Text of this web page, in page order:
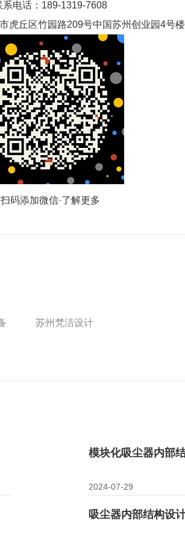
系电话：189-1319-7608
虎丘区竹园路209号中国苏州创业园4号
扫码添加微信·了解更多
苏州梵洁设计
模块化吸尘器内部
2024-07-29
吸尘器内部结构设